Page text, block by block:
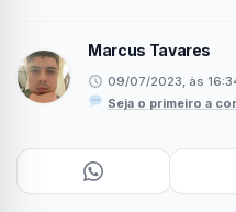
Marcus Tavares
09/07/2023, às
Seja o primeiro a